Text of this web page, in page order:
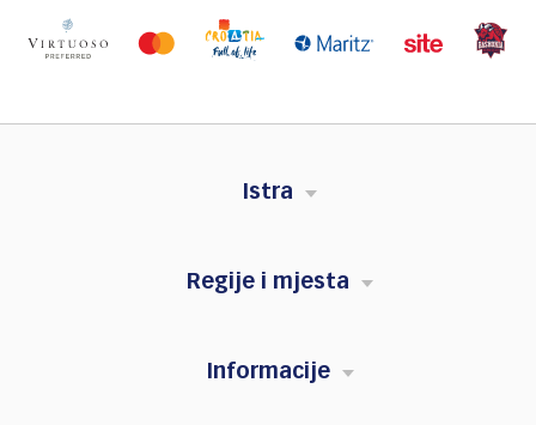
Istra
Regije i mjesta
Informacije